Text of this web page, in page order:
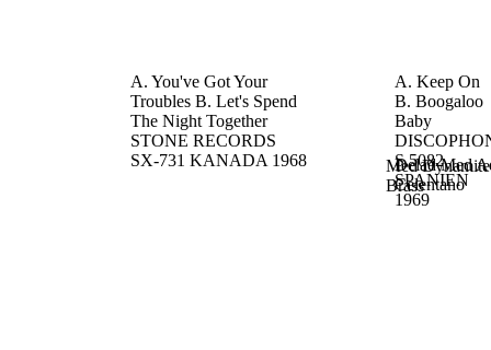
A. You've Got Your
Troubles B. Let's Spend
The Night Together
STONE RECORDS
SX-731 KANADA 1968
A. Keep On
B. Boogaloo
Baby
S.5082
SPANIEN
1969
Delad Med
Celentano
Med Dynamite
Brass